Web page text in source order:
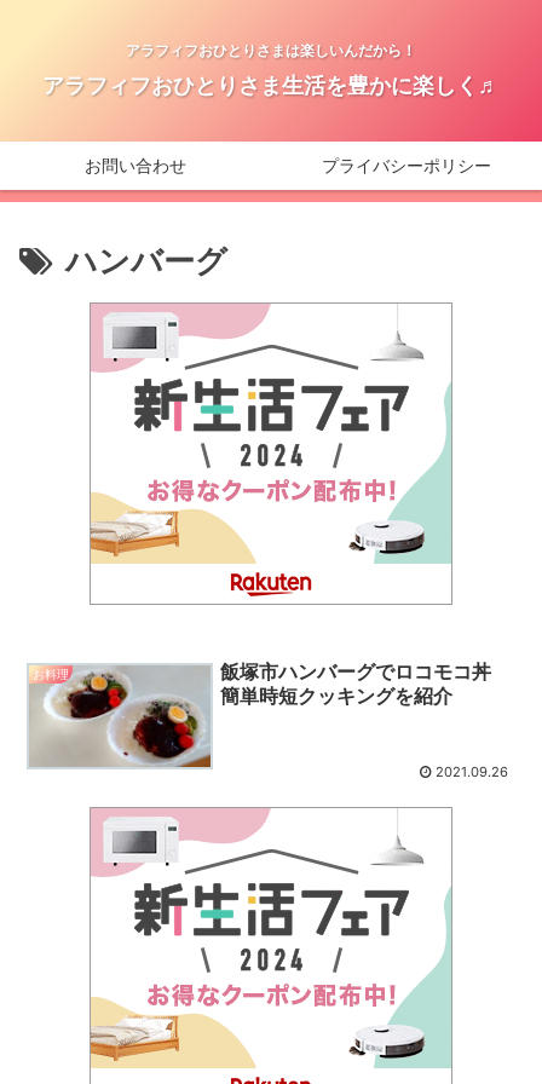
アラフィフおひとりさまは楽しいんだから！
アラフィフおひとりさま生活を豊かに楽しく♬
お問い合わせ プライバシーポリシー
ハンバーグ
お料理
飯塚市ハンバーグでロコモコ丼
簡単時短クッキングを紹介
2021.09.26